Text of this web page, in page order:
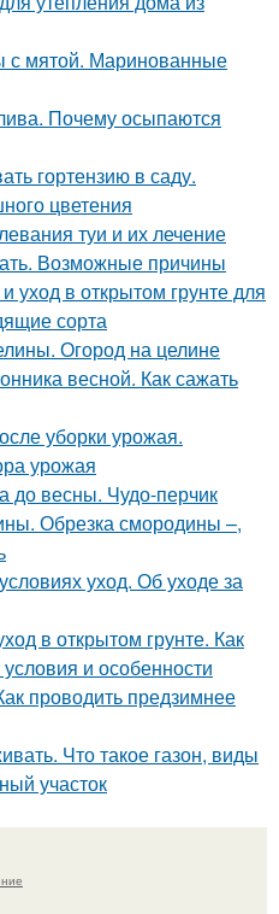
с мятой. Маринованные
Почему осыпаются
гортензию в саду.
цветения
туи и их лечение
Возможные причины
уход в открытом грунте для
сорта
Огород на целине
весной. Как сажать
уборки урожая.
урожая
до весны. Чудо-перчик
Обрезка смородины –,
уход. Об уходе за
в открытом грунте. Как
и особенности
проводить предзимнее
Что такое газон, виды
участок